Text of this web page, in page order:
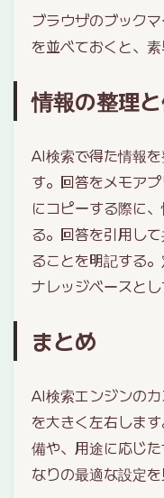
ブラウザのブック
を並べておくと、
情報の整理
AI検索で得た情報
す。回答をメモア
にコピーする際に
る。回答を引用し
ることを明記する
ナレッジベースとし
まとめ
AI検索エンジンの
を大きく左右しま
備や、用途に応じ
なりの最適な設定